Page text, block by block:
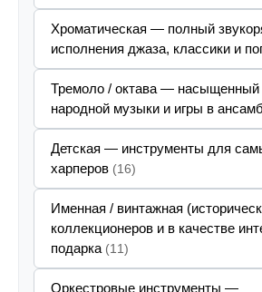
Хроматическая — полный
исполнения джаза, классики и
Тремоло / октава — насыщенный
народной музыки и игры в
Детская — инструменты для
харперов (16)
Именная / винтажная
коллекционеров и в качестве
подарка (11)
Оркестровые инструменты —